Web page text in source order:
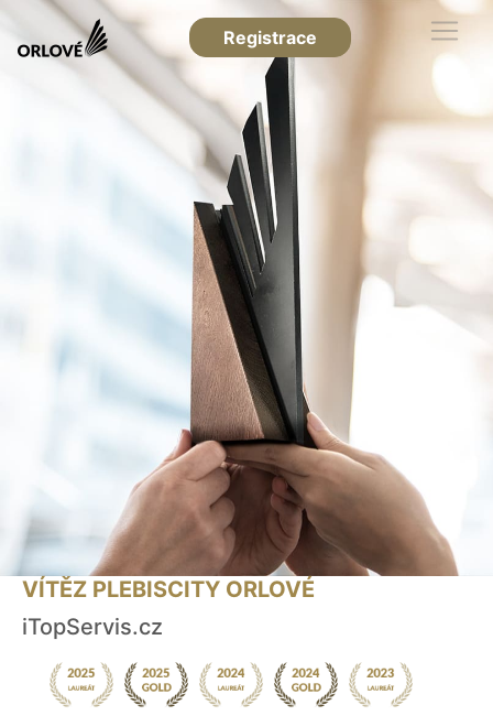
Registrace
VÍTĚZ PLEBISCITY ORLOVÉ
iTopServis.cz